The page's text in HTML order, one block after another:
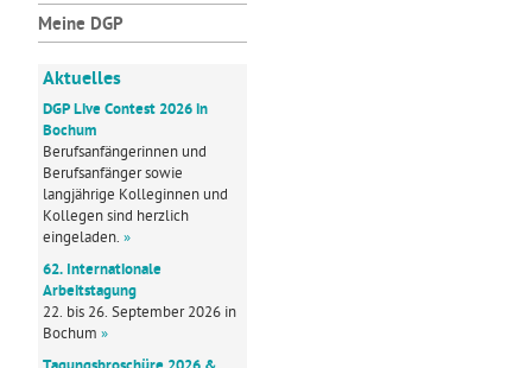
Meine DGP
Aktuelles
DGP Live Contest 2026 in
Bochum
Berufsanfängerinnen und
Berufsanfänger sowie
langjährige Kolleginnen und
Kollegen sind herzlich
eingeladen. »
62. Internationale
Arbeitstagung
22. bis 26. September 2026 in
Bochum »